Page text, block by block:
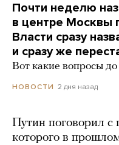
Почти неделю
в центре Москвы
Власти сразу
и сразу же
Вот какие вопросы до
НОВОСТИ 2 дня назад
Путин поговорил
которого в